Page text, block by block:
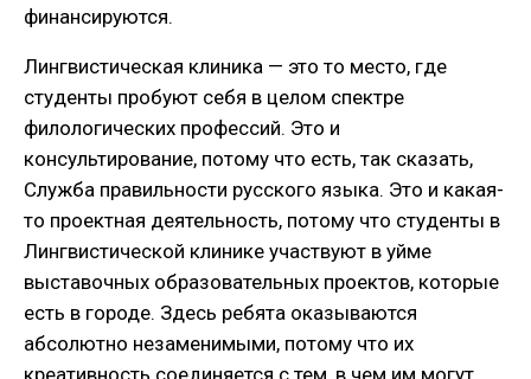
финансируются.
Лингвистическая клиника — это то место, где
студенты пробуют себя в целом спектре
филологических профессий. Это и
консультирование, потому что есть, так сказать,
Служба правильности русского языка. Это и какая-
то проектная деятельность, потому что студенты в
Лингвистической клинике участвуют в уйме
выставочных образовательных проектов, которые
есть в городе. Здесь ребята оказываются
абсолютно незаменимыми, потому что их